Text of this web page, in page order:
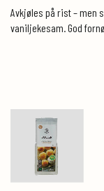
Avkjøles på rist – men
vaniljekesam. God